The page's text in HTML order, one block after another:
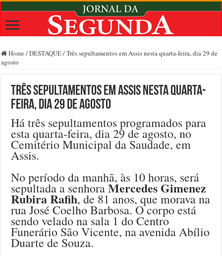
Home /DESTAQUE/Três sepultamentos em Assis nesta quarta-feira, dia 29 de
agosto
Três sepultamentos em Assis nesta quarta-
feira, dia 29 de agosto
Há três sepultamentos programados para
esta quarta-feira, dia 29 de agosto, no
Cemitério Municipal da Saudade, em
Assis.
No período da manhã, às 10 horas, será
sepultada a senhoraMercedes Gimenez
Rubira Rafih, de 81 anos, que morava na
rua José Coelho Barbosa. O corpo está
sendo velado na sala 1 do Centro
Funerário São Vicente, na avenida Abílio
Duarte de Souza.